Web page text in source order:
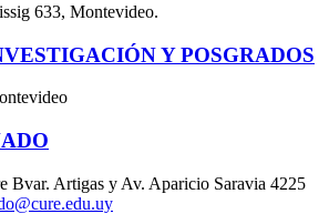
633, Montevideo.
Y POSGRADOS
Bvar. Artigas y Av. Aparicio Saravia 4225